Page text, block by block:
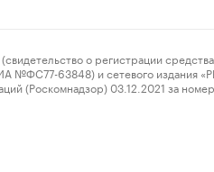
о регистрации
63848) и сетевого издания
(Роскомнадзор) 03.12.2021 за